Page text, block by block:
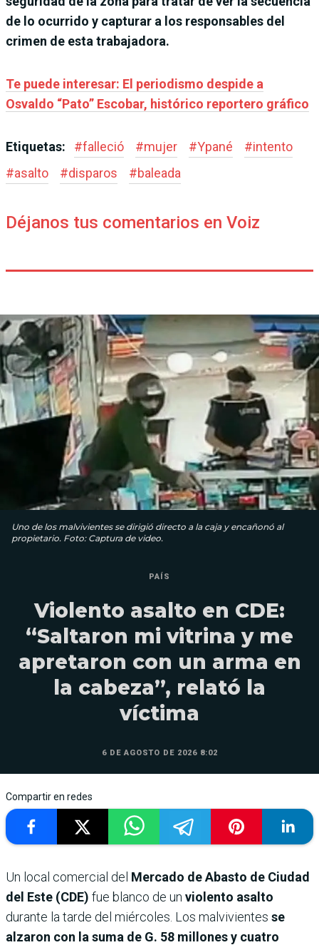
de lo ocurrido y capturar a los responsables del
crimen de esta trabajadora.
Te puede interesar: El periodismo despide a
Osvaldo “Pato” Escobar, histórico reportero gráfico
Etiquetas: #falleció #mujer #Ypané #intento
#asalto #disparos #baleada
Déjanos tus comentarios en Voiz
Uno de los malvivientes se dirigió directo a la caja y encañonó al
propietario. Foto: Captura de video.
PAÍS
Violento asalto en CDE:
“Saltaron mi vitrina y me
apretaron con un arma en
la cabeza”, relató la
víctima
6 DE AGOSTO DE 2026 8:02
Compartir en redes
Un local comercial del Mercado de Abasto de Ciudad
del Este (CDE) fue blanco de un violento asalto
durante la tarde del miércoles. Los malvivientes se
alzaron con la suma de G. 58 millones y cuatro